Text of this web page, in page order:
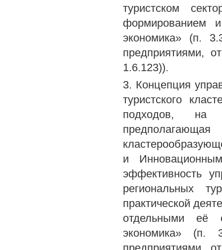
туристском
формированием
экономика» (п.
предприятиями,
1.6.123)).
3. Концепция
туристского
подходов, на
и
эффективность
региональных
практической
отдельными её
экономика» (п.